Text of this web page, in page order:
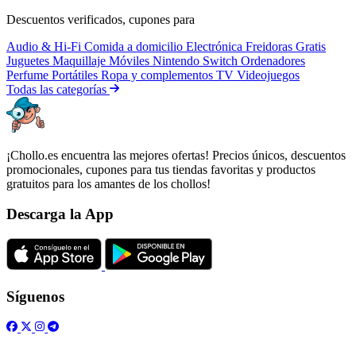
Descuentos verificados, cupones para
Audio & Hi-Fi Comida a domicilio Electrónica Freidoras Gratis
Juguetes Maquillaje Móviles Nintendo Switch Ordenadores
Perfume Portátiles Ropa y complementos TV Videojuegos
Todas las categorías
¡Chollo.es encuentra las mejores ofertas! Precios únicos, descuentos
promocionales, cupones para tus tiendas favoritas y productos
gratuitos para los amantes de los chollos!
Descarga la App
Síguenos